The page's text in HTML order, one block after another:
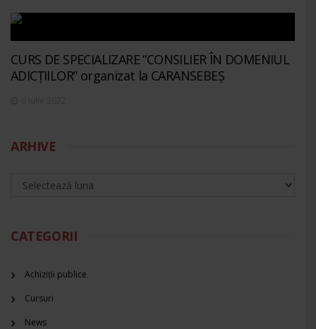
CURS DE SPECIALIZARE “CONSILIER ÎN DOMENIUL
ADICȚIILOR” organizat la CARANSEBEȘ
ARHIVE
CATEGORII
Achiziții publice
Cursuri
News